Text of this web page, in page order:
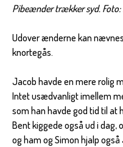
Pibeænder trækker syd. Foto:
Udover ænderne kan
knortegås.
Jacob havde en mere rolig
Intet usædvanligt imellem
som han havde god tid til at
Bent kiggede også ud i dag,
og ham og Simon hjalp